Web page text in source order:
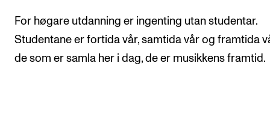
Kontakt oss
Finn ansatte
For ansatte og studenter
For høgare utdanning er ingenting utan studentar.
Studentane er fortida vår, samtida vår og framtida
de som er samla her i dag, de er musikkens framtid.